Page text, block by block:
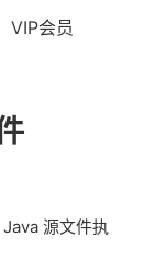
VIP会员
源文件执